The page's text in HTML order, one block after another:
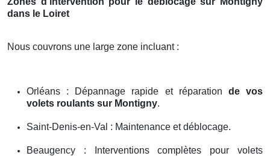
dans le Loiret
Nous couvrons une large zone incluant :
Orléans : Dépannage rapide et réparation de vos
volets roulants sur Montigny.
Saint-Denis-en-Val : Maintenance et déblocage.
Beaugency : Interventions complètes pour volets